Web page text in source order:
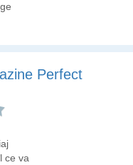
Perfect
ce va